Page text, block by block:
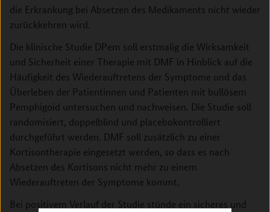
die Erkrankung bei Absetzen des Medikaments nicht wieder
zurückkehren wird.
Die klinische Studie DPem soll erstmalig die Wirksamkeit
und Sicherheit einer Therapie mit DMF in Hinblick auf die
Häufigkeit des Wiederauftretens der Symptome und das
Überleben der Patientinnen und Patienten mit bullösem
Pemphigoid untersuchen und nachweisen. Die Studie soll
randomisiert, doppelblind und placebokontrolliert
durchgeführt werden. DMF soll zusätzlich zu einer
Kortisontherapie eingesetzt werden, so dass es nach
Absetzen des Kortisons nicht mehr zu einem
Wiederauftreten der Symptome kommt.
Bei positivem Verlauf der Studie stünde ein sicheres und